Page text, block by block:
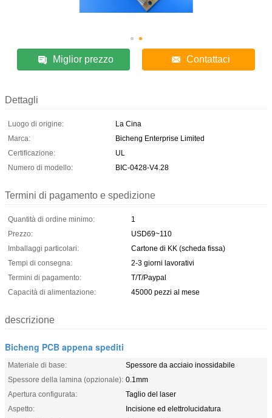
Miglior prezzo Contattaci
Dettagli
Luogo di origine:
La Cina
Marca:
Bicheng Enterprise Limited
Certificazione:
UL
Numero di modello:
BIC-0428-V4.28
Termini di pagamento e spedizione
Quantità di ordine minimo:
1
Prezzo:
USD69~110
Imballaggi particolari:
Cartone di KK (scheda fissa)
Tempi di consegna:
2-3 giorni lavorativi
Termini di pagamento:
T/T/Paypal
Capacità di alimentazione:
45000 pezzi al mese
descrizione
Bicheng PCB appena spediti
Materiale di base:
Spessore da acciaio inossidabile
Spessore della lamina (opzionale): 0.1mm
Apertura configurata:
Taglio del laser
Aspetto:
Incisione ed elettrolucidatura